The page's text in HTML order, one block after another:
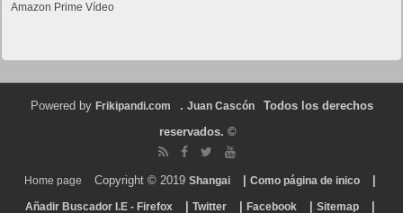
Amazon Prime Vídeo
Powered by Frikipandi.com . Juan Cascón
Todos los derechos
reservados. ©
Home page Copyright © 2019 Shangai Como página de inico
Añadir Buscador I.E - Firefox Twitter Facebook Sitemap